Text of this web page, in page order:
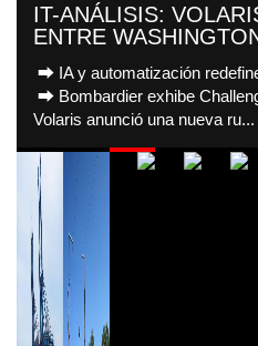
IT-ANÁLISIS:
ENTRE
⮕ IA y automatización
⮕ Bombardier exhibe
Volaris anunció una nueva ru...